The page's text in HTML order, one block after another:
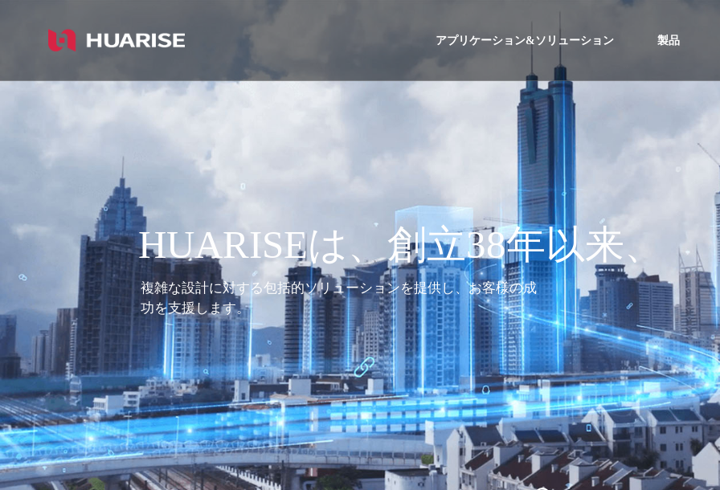
アプリケーション&ソリューション 製品
Electronic
Technology
HUARISEは、創立38年以来、
複雑な設計に対する包括的ソリューションを提供し、お客様の成
功を支援します。